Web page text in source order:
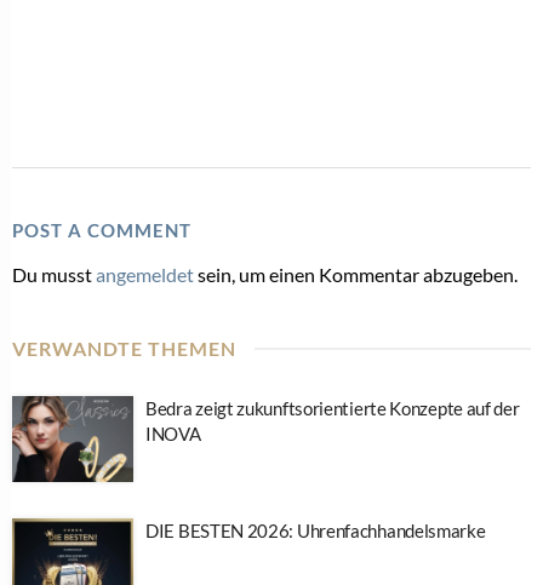
POST A COMMENT
Du musstangemeldetsein, um einen Kommentar abzugeben.
VERWANDTE THEMEN
Bedra zeigt zukunftsorientierte Konzepte auf der
INOVA
DIE BESTEN 2026: Uhrenfachhandelsmarke